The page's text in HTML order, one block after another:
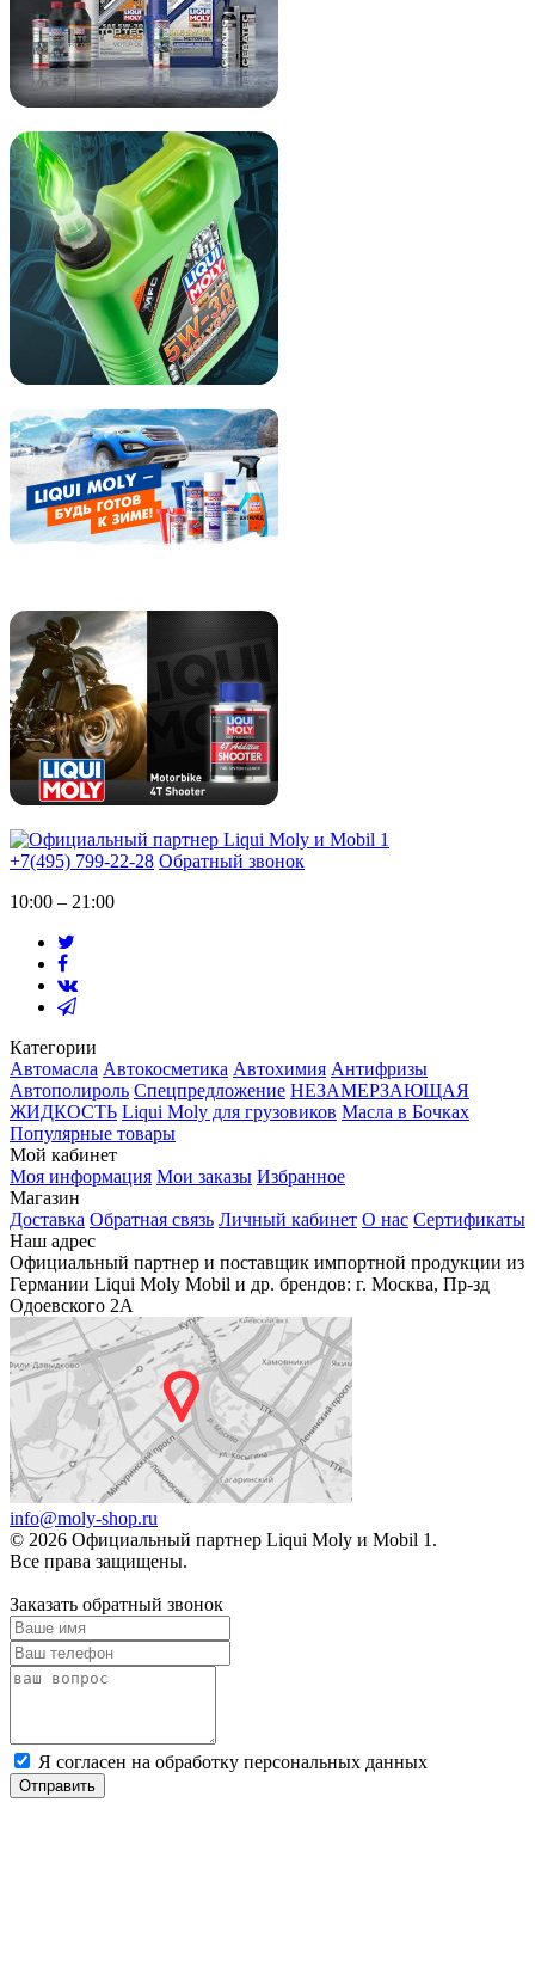
+7(495) 799-22-28 Обратный звонок
10:00 – 21:00
Категории
Автомасла Автокосметика Автохимия Антифризы
Автополироль Спецпредложение НЕЗАМЕРЗАЮЩАЯ
ЖИДКОСТЬ Liqui Moly для грузовиков Масла в Бочках
Популярные товары
Мой кабинет
Моя информация Мои заказы Избранное
Магазин
Доставка Обратная связь Личный кабинет О нас Сертификаты
Наш адрес
Официальный партнер и поставщик импортной продукции из
Германии Liqui Moly Mobil и др. брендов: г. Москва, Пр-зд
Одоевского 2А
info@moly-shop.ru
© 2026 Официальный партнер Liqui Moly и Mobil 1.
Все права защищены.
Заказать обратный звонок
Я согласен на обработку персональных данных
Отправить